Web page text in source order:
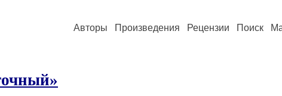
Авторы Произведения Рецензии Поиск